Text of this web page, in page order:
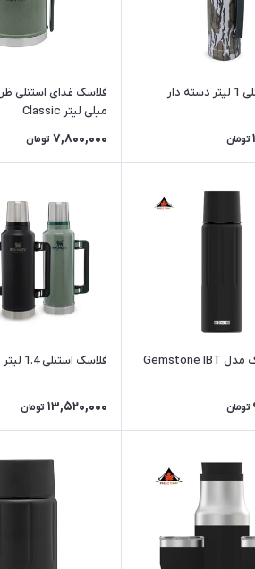
دار
تومان
میلی لیتر Classic
7,800,000 تومان
فلاسک سیگ مدل Gemstone IBT
تومان
فلاسک استنلی 1.4 لیتر
13,520,000 تومان